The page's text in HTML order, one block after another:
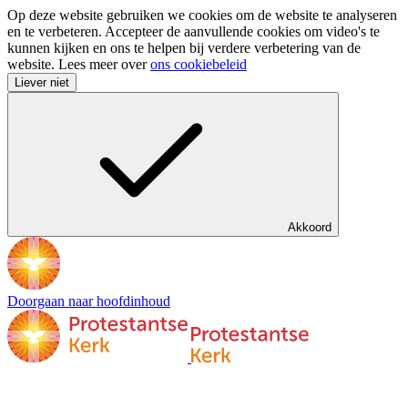
Op deze website gebruiken we cookies om de website te analyseren
en te verbeteren. Accepteer de aanvullende cookies om video's te
kunnen kijken en ons te helpen bij verdere verbetering van de
website. Lees meer overons cookiebeleid
Liever niet
Akkoord
Doorgaan naar hoofdinhoud